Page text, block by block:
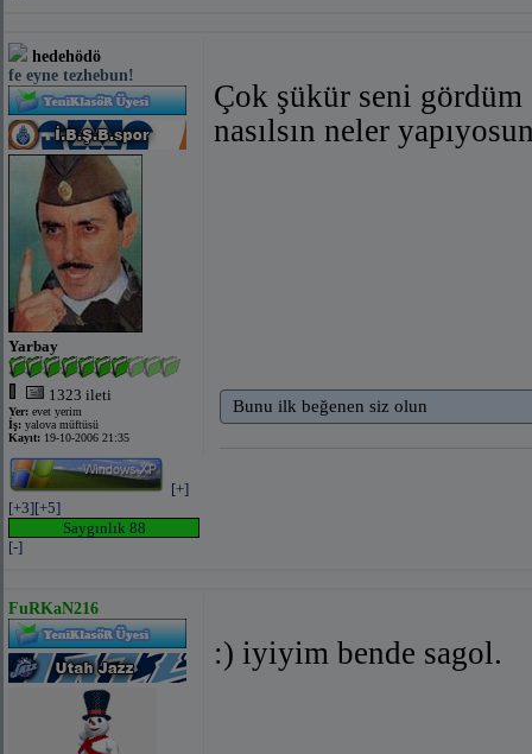
hedehödö
fe eyne tezhebun!
Yarbay
1323 ileti
Yer: evet yerim
İş: yalova müftüsü
Kayıt: 19-10-2006 21:35
[+]
[+3][+5]
Saygınlık 88
[-]
Çok şükür seni
nasılsın neler
Bunu ilk beğenen siz olun
FuRKaN216
:) iyiyim bende sagol.